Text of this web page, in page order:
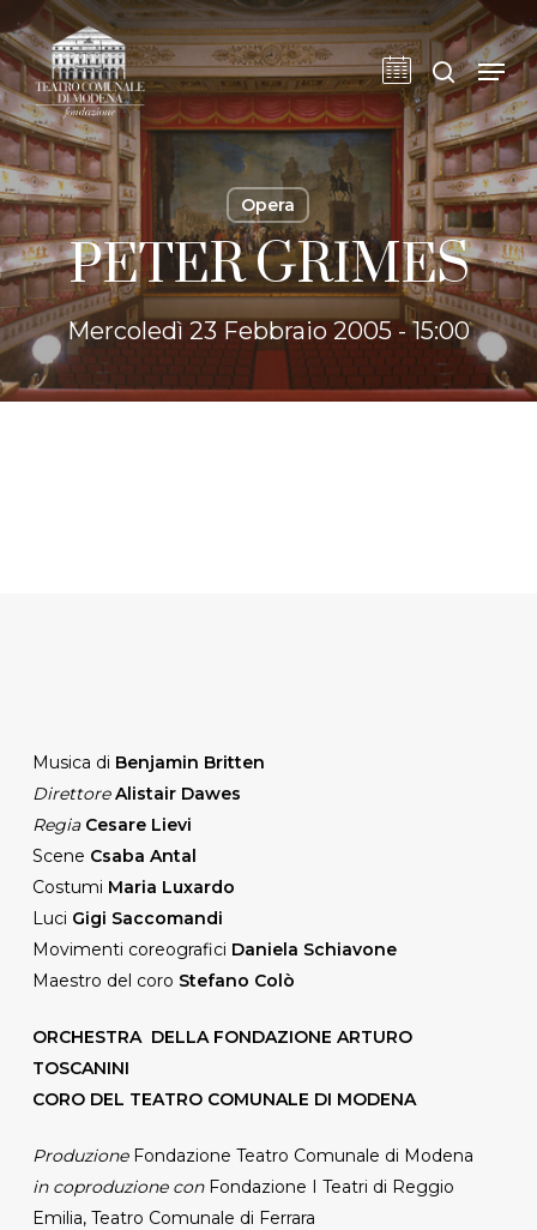
to
main
content
cerca
Opera
PETER GRIMES
Mercoledì 23 Febbraio 2005 - 15:00
Musica di Benjamin Britten
DirettoreAlistair Dawes
Regia Cesare Lievi
Scene Csaba Antal
Costumi Maria Luxardo
Luci Gigi Saccomandi
Movimenti coreografici Daniela Schiavone
Maestro del coro Stefano Colò
ORCHESTRA DELLA FONDAZIONE ARTURO
TOSCANINI
CORO DEL TEATRO COMUNALE DI MODENA
ProduzioneFondazione Teatro Comunale di Modena
in coproduzione conFondazione I Teatri di Reggio
Emilia, Teatro Comunale di Ferrara